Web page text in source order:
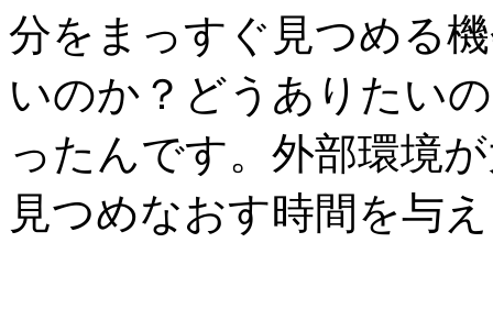
分をまっすぐ見つめる
いのか？どうありたい
ったんです。外部環境
見つめなおす時間を与